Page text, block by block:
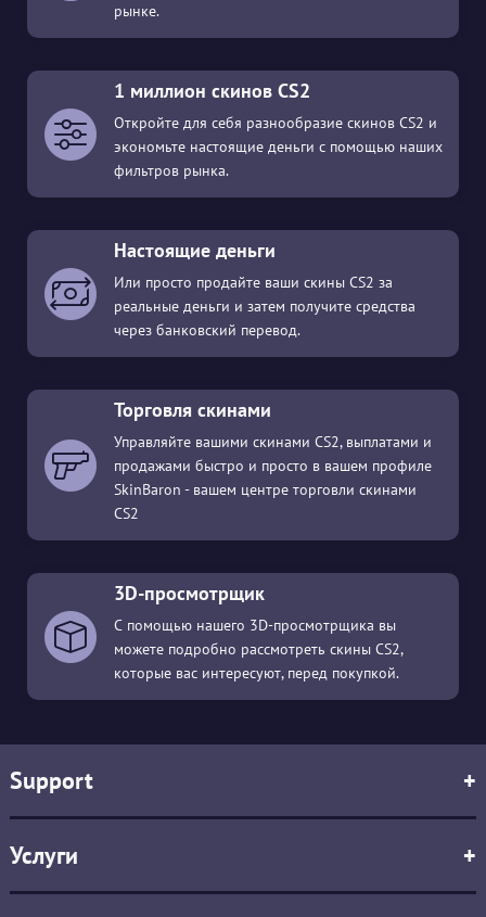
рынке.
1 миллион скинов CS2
Откройте для себя разнообразие скинов CS2 и
экономьте настоящие деньги с помощью наших
фильтров рынка.
Настоящие деньги
Или просто продайте ваши скины CS2 за
реальные деньги и затем получите средства
через банковский перевод.
Торговля скинами
Управляйте вашими скинами CS2, выплатами и
продажами быстро и просто в вашем профиле
SkinBaron - вашем центре торговли скинами
CS2
3D-просмотрщик
С помощью нашего 3D-просмотрщика вы
можете подробно рассмотреть скины CS2,
которые вас интересуют, перед покупкой.
Support +
Услуги +